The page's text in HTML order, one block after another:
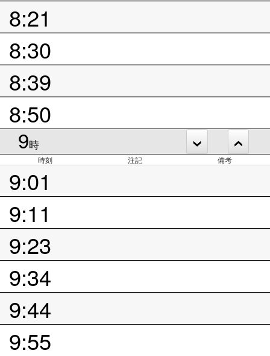
8:21
8:30
8:39
8:50
9時
時刻 注記 備考
9:01
9:11
9:23
9:34
9:44
9:55